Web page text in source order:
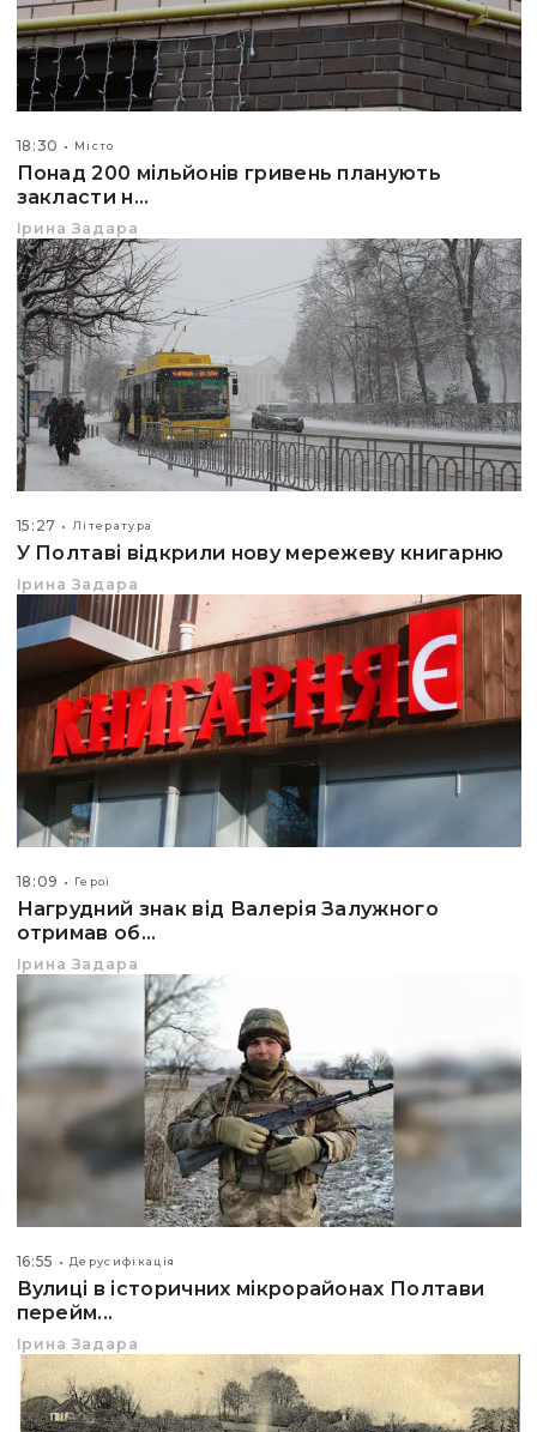
18:30 Місто
Понад 200 мільйонів гривень планують
закласти н...
Ірина Задара
15:27 Література
У Полтаві відкрили нову мережеву книгарню
Ірина Задара
18:09 Герої
Нагрудний знак від Валерія Залужного
отримав об...
Ірина Задара
16:55 Дерусифікація
Вулиці в історичних мікрорайонах Полтави
перейм...
Ірина Задара